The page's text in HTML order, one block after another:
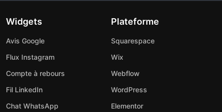
Widgets
Avis Google
Flux Instagram
Compte à rebours
Fil LinkedIn
Chat WhatsApp
Plateforme
Squarespace
Wix
Webflow
WordPress
Elementor